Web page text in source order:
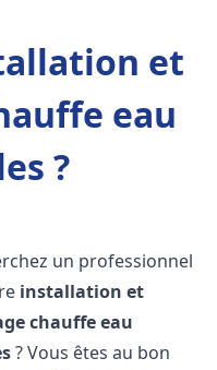
et
eau
?
un professionnel
installation et
chauffe eau
? Vous êtes au bon